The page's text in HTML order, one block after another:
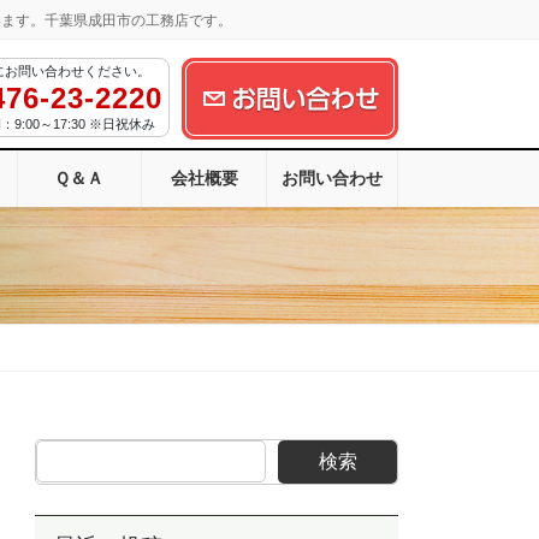
す。千葉県成田市の工務店です。
お問い合わせください。
23-2220
9:00～17:30 ※日祝休み
Ｑ＆Ａ 会社概要 お問い合わせ
検索